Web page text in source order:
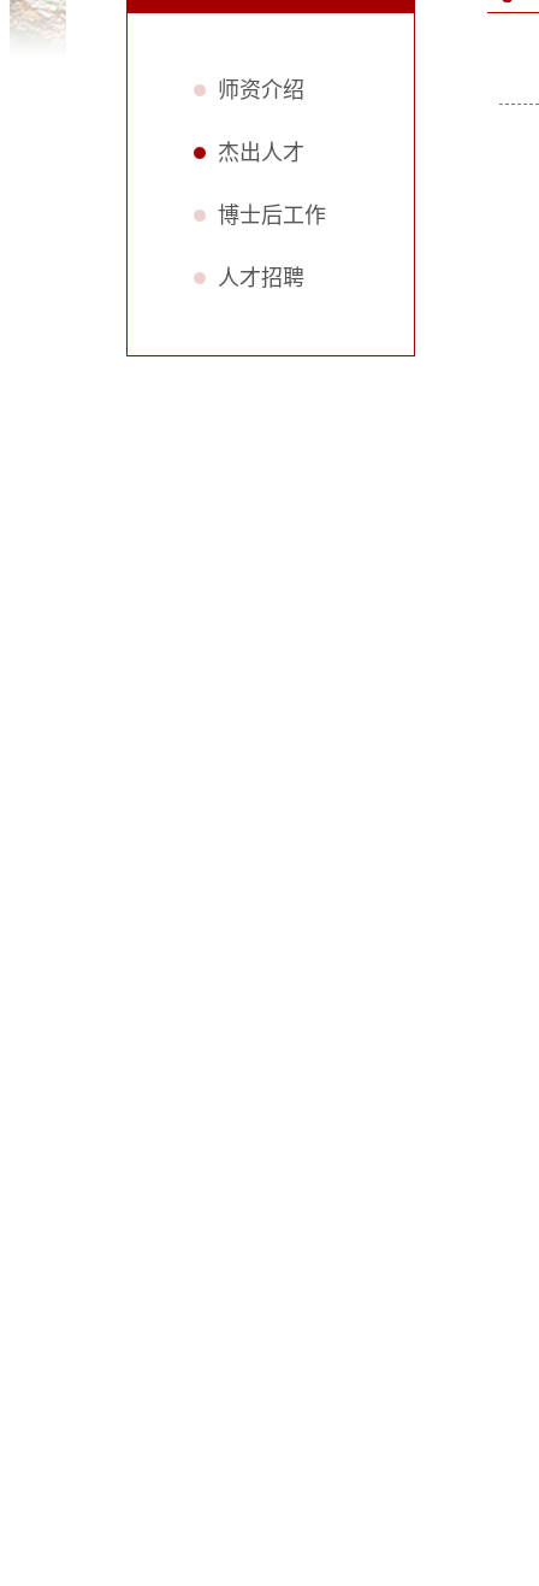
师资介绍
杰出人才
博士后工作
人才招聘